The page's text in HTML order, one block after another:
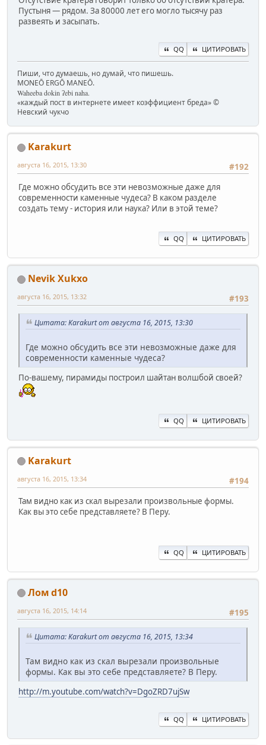
Пустыня — рядом. За 80000 лет его могло тысячу раз
развеять и засыпать.
QQ ЦИТИРОВАТЬ
Пиши, что думаешь, но думай, что пишешь.
MONEŌ ERGŌ MANEŌ.
Waheeba dokin ʔebi naha.
«каждый пост в интернете имеет коэффициент бреда» ©
Невский чукчо
Karakurt
#192
августа 16, 2015, 13:30
Где можно обсудить все эти невозможные даже для
современности каменные чудеса? В каком разделе
создать тему - история или наука? Или в этой теме?
QQ ЦИТИРОВАТЬ
Nevik Xukxo
#193
августа 16, 2015, 13:32
Цитата: Karakurt от августа 16, 2015, 13:30
Где можно обсудить все эти невозможные даже для
современности каменные чудеса?
По-вашему, пирамиды построил шайтан волшбой своей?
QQ ЦИТИРОВАТЬ
Karakurt
#194
августа 16, 2015, 13:34
Там видно как из скал вырезали произвольные формы.
Как вы это себе представляете? В Перу.
QQ ЦИТИРОВАТЬ
Лом d10
#195
августа 16, 2015, 14:14
Цитата: Karakurt от августа 16, 2015, 13:34
Там видно как из скал вырезали произвольные
формы. Как вы это себе представляете? В Перу.
http://m.youtube.com/watch?v=DgoZRD7ujSw
QQ ЦИТИРОВАТЬ